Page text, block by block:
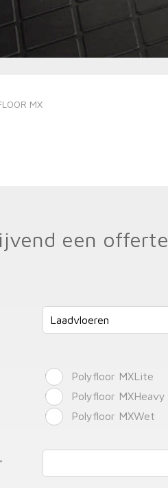
MX
een
Polyfloor MXLite
Polyfloor MXHeavy
Polyfloor MXWet
*